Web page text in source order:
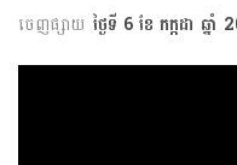
ចេញផ្សាយ ថ្ងៃទី 6 ខែ កក្កដា ឆ្នាំ